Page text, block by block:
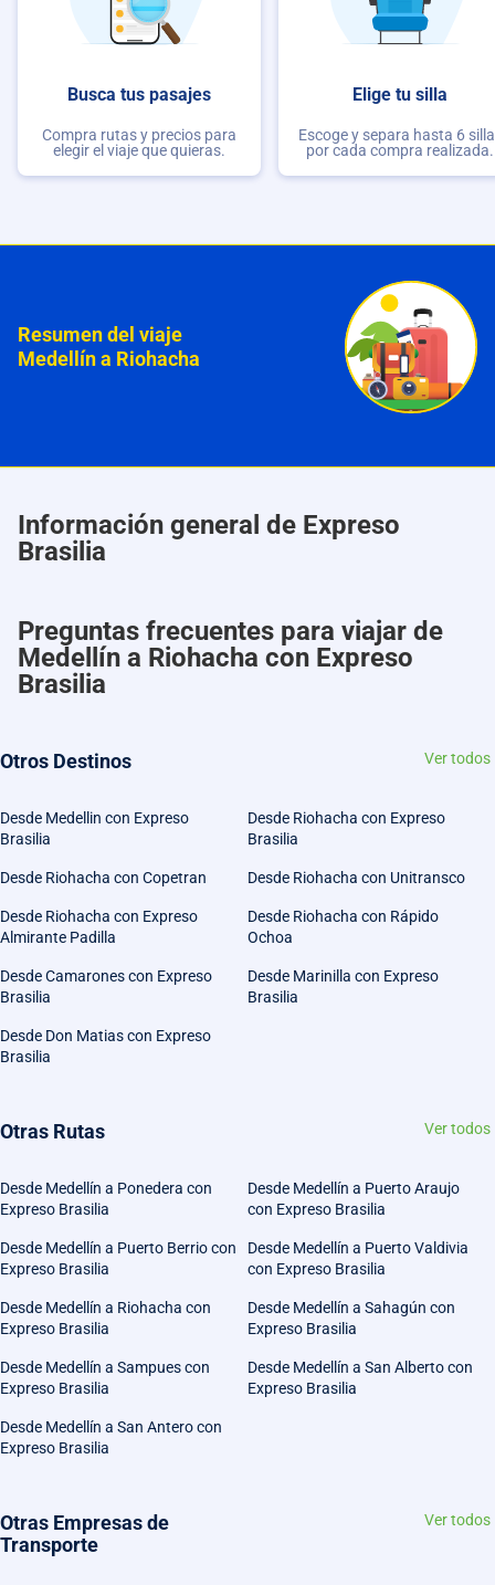
Busca tus pasajes
Compra rutas y precios para
elegir el viaje que quieras.
Elige tu silla
Escoge y separa hasta 6
por cada compra realizada.
Resumen del viaje
Medellín a Riohacha
Información general de Expreso
Brasilia
Preguntas frecuentes para viajar de
Medellín a Riohacha con Expreso
Brasilia
Otros Destinos Ver todos
Desde Medellin con Expreso
Brasilia
Desde Riohacha con Expreso
Brasilia
Desde Riohacha con Copetran Desde Riohacha con Unitransco
Desde Riohacha con Expreso
Almirante Padilla
Desde Riohacha con Rápido
Ochoa
Desde Camarones con Expreso
Brasilia
Desde Marinilla con Expreso
Brasilia
Desde Don Matias con Expreso
Brasilia
Otras Rutas Ver todos
Desde Medellín a Ponedera con
Expreso Brasilia
Desde Medellín a Puerto Araujo
con Expreso Brasilia
Desde Medellín a Puerto Berrio con
Expreso Brasilia
Desde Medellín a Puerto Valdivia
con Expreso Brasilia
Desde Medellín a Riohacha con
Expreso Brasilia
Desde Medellín a Sahagún con
Expreso Brasilia
Desde Medellín a Sampues con
Expreso Brasilia
Desde Medellín a San Alberto con
Expreso Brasilia
Desde Medellín a San Antero con
Expreso Brasilia
Otras Empresas de
Transporte
Ver todos